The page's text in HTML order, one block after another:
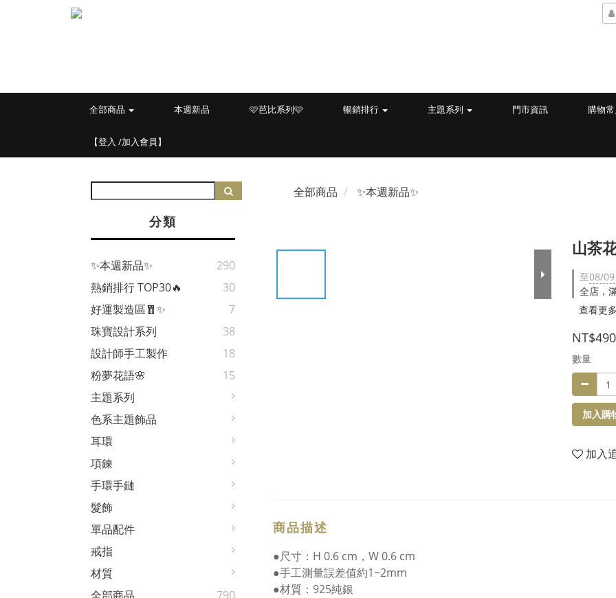
全部商品 本週新品 🩷芭比系列🩷 暢銷排行 主題系列 門市資訊 購物
【登入 /加入會員】
分類
✨本週新品✨
290
熱銷排行 TOP30🔥
30
好運製造區🧧✨
7
珠寶設計系列
38
設計師手工製作
18
粉夢花語🌸
15
主題系列
色系主題飾品
耳環
項鍊
手環手鏈
髮飾
單品配件
戒指
材質
全部商品 ✨本週新品✨
山茶
至08/
全店，
查看更多
NT$490
數量
加入購
加入
商品描述
●尺寸：H 0.6 cm，W 0.6 cm
●手工測量誤差值約1~2mm
●材質：925純銀